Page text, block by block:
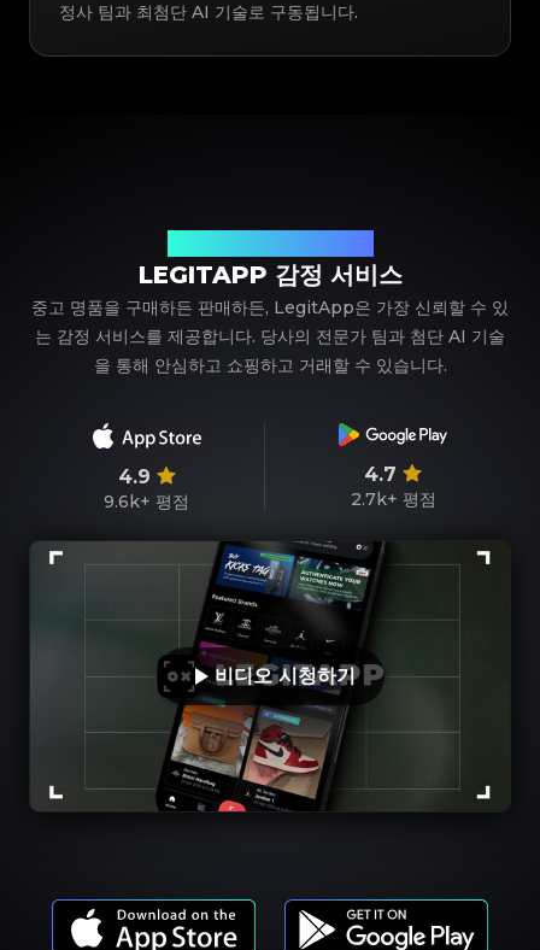
정사 팀과 최첨단 AI 기술로 구동됩니다.
LEGITAPP 감정 서비스
중고 명품을 구매하든 판매하든, LegitApp은 가장 신뢰할 수 있
는 감정 서비스를 제공합니다. 당사의 전문가 팀과 첨단 AI 기술
을 통해 안심하고 쇼핑하고 거래할 수 있습니다.
4.9
9.6k+ 평점
4.7
2.7k+ 평점
비디오 시청하기